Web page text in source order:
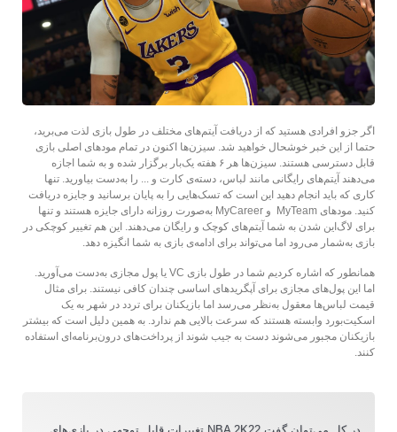
اگر جزو افرادی هستید که از دریافت آیتم‌های مختلف در طول بازی لذت می‌برید،
حتما از این خبر خوشحال خواهید شد. سیزن‌ها اکنون در تمام مودهای اصلی بازی
قابل دسترسی هستند. سیزن‌ها هر ۶ هفته یک‌بار برگزار شده و به شما اجازه
می‌دهند آیتم‌های رایگانی مانند لباس، دسته‌ی کارت و ... را به‌دست بیاورید. تنها
کاری که باید انجام دهید این است که تسک‌هایی را به پایان برسانید و جایزه دریافت
کنید. مودهای MyTeam و MyCareer به‌صورت روزانه دارای جایزه هستند و تنها
برای لاگ‌این شدن به شما آیتم‌های کوچک و رایگان می‌دهند. این هم تغییر کوچکی در
بازی به‌شمار می‌رود اما می‌تواند برای ادامه‌ی بازی به شما انگیزه دهد.
همانطور که اشاره کردیم شما در طول بازی VC یا پول مجازی به‌دست می‌آورید.
اما این پول‌های مجازی برای آپگریدهای اساسی چندان کافی نیستند. برای مثال
قیمت لباس‌ها معقول به‌نظر می‌رسد اما بازیکنان برای تردد در شهر به یک
اسکیت‌بورد وابسته هستند که سرعت بالایی هم ندارد. به همین دلیل است که بیشتر
بازیکنان مجبور می‌شوند دست به جیب شوند از پرداخت‌های درون‌برنامه‌ای استفاده
کنند.